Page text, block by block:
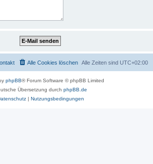
Alle Zeiten sind UTC+02:00
Alle Cookies löschen
phpBB® Forum Software © phpBB Limited
Übersetzung durch phpBB.de
| Nutzungsbedingungen